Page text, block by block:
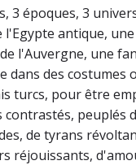
3 époques, 3
l'Egypte antique,
l'Auvergne, une
dans des costumes
turcs, pour être
contrastés, peuplés
de tyrans
réjouissants,